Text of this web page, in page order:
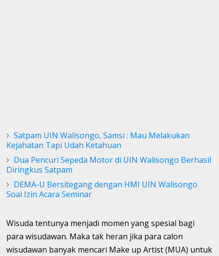
Satpam UIN Walisongo, Samsi : Mau Melakukan
Kejahatan Tapi Udah Ketahuan
Dua Pencuri Sepeda Motor di UIN Walisongo Berhasil
Diringkus Satpam
DEMA-U Bersitegang dengan HMI UIN Walisongo
Soal Izin Acara Seminar
Wisuda tentunya menjadi momen yang spesial bagi
para wisudawan. Maka tak heran jika para calon
wisudawan banyak mencari Make up Artist (MUA) untuk